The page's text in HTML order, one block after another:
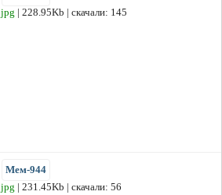
jpg | 228.95Kb | скачали: 145
Мем-944
jpg | 231.45Kb | скачали: 56